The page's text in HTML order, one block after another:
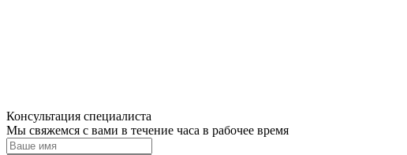
Консультация специалиста
Мы свяжемся с вами в течение часа в рабочее время